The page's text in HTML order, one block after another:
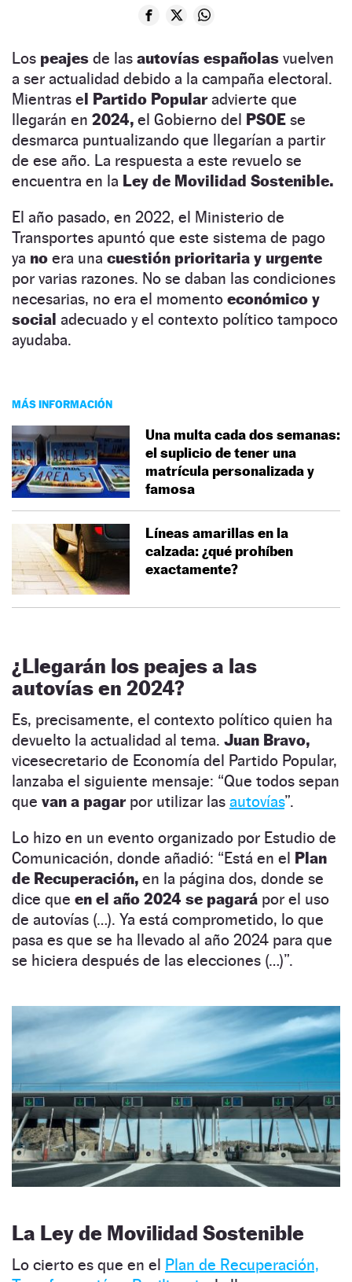
Los peajes de las autovías españolas vuelven
a ser actualidad debido a la campaña electoral.
Mientras el Partido Popularadvierte que
llegarán en 2024, el Gobierno del PSOE se
desmarca puntualizando que llegarían a partir
de ese año. La respuesta a este revuelo se
encuentra en la Ley de Movilidad Sostenible.
El año pasado, en 2022, el Ministerio de
Transportes apuntó que este sistema de pago
ya no era una cuestión prioritaria y urgente
por varias razones. No se daban las condiciones
necesarias, no era el momento económico y
social adecuado y el contexto político tampoco
ayudaba.
MÁS INFORMACIÓN
Una multa cada dos semanas:
el suplicio de tener una
matrícula personalizada y
famosa
Líneas amarillas en la
calzada: ¿qué prohíben
exactamente?
¿Llegarán los peajes a las
autovías en 2024?
Es, precisamente, el contexto político quien ha
devuelto la actualidad al tema. Juan Bravo,
vicesecretario de Economía del Partido Popular,
lanzaba el siguiente mensaje: “Que todos sepan
que van a pagarpor utilizar las autovías”.
Lo hizo en un evento organizado por Estudio de
Comunicación, donde añadió: “Está en el Plan
de Recuperación, en la página dos, donde se
dice que en el año 2024 se pagará por el uso
de autovías (…). Ya está comprometido, lo que
pasa es que se ha llevado al año 2024 para que
se hiciera después de las elecciones (…)”.
La Ley de Movilidad Sostenible
Lo cierto es que en el Plan de Recuperación,